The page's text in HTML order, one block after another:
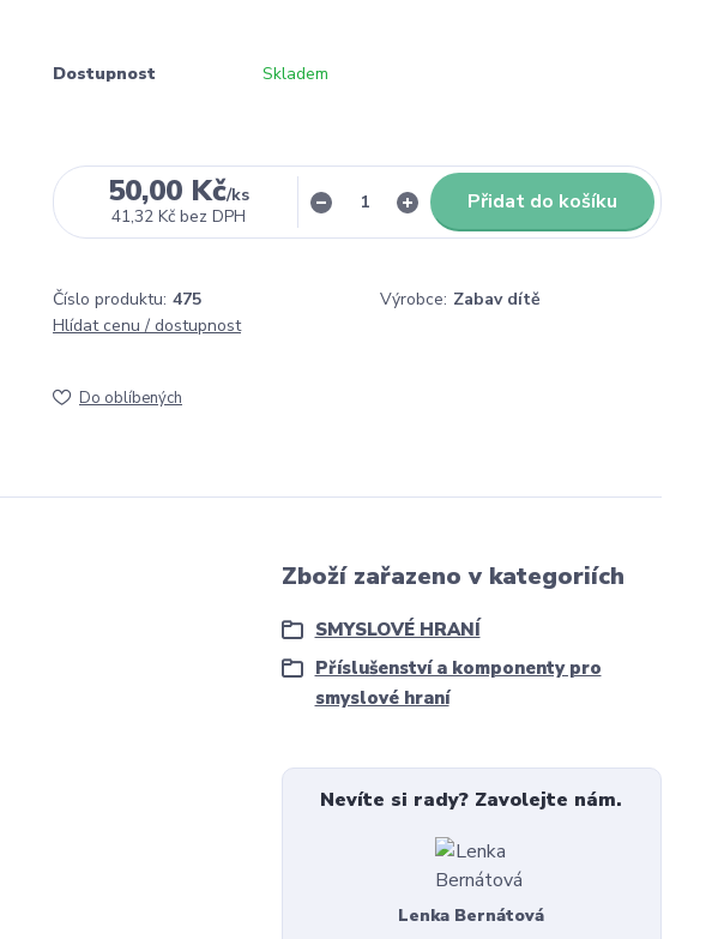
Dostupnost Skladem
50,00 Kč/ks
41,32 Kč bez DPH
Přidat do košíku
Číslo produktu: 475 Výrobce: Zabav dítě
Hlídat cenu / dostupnost
Do oblíbených
Zboží zařazeno v kategoriích
SMYSLOVÉ HRANÍ
Příslušenství a komponenty pro
smyslové hraní
Nevíte si rady? Zavolejte nám.
Lenka Bernátová